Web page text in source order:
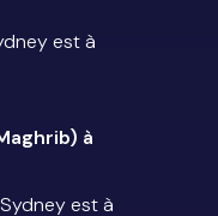
est à
à
est à